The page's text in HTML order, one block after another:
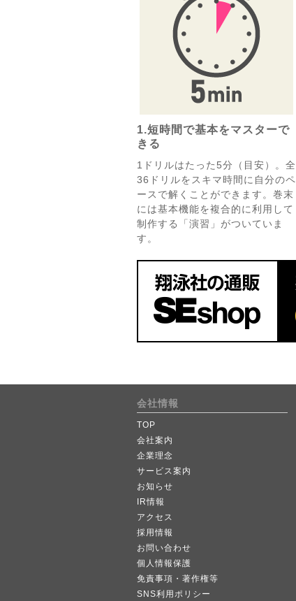
1.短時間で基本をマスターで
きる
1ドリルはたった5分（目安）。全
36ドリルをスキマ時間に自分のペ
ースで解くことができます。巻末
には基本機能を複合的に利用して
制作する「演習」がついていま
す。
会社情報
TOP
会社案内
企業理念
サービス案内
お知らせ
IR情報
アクセス
採用情報
お問い合わせ
個人情報保護
免責事項・著作権等
SNS利用ポリシー